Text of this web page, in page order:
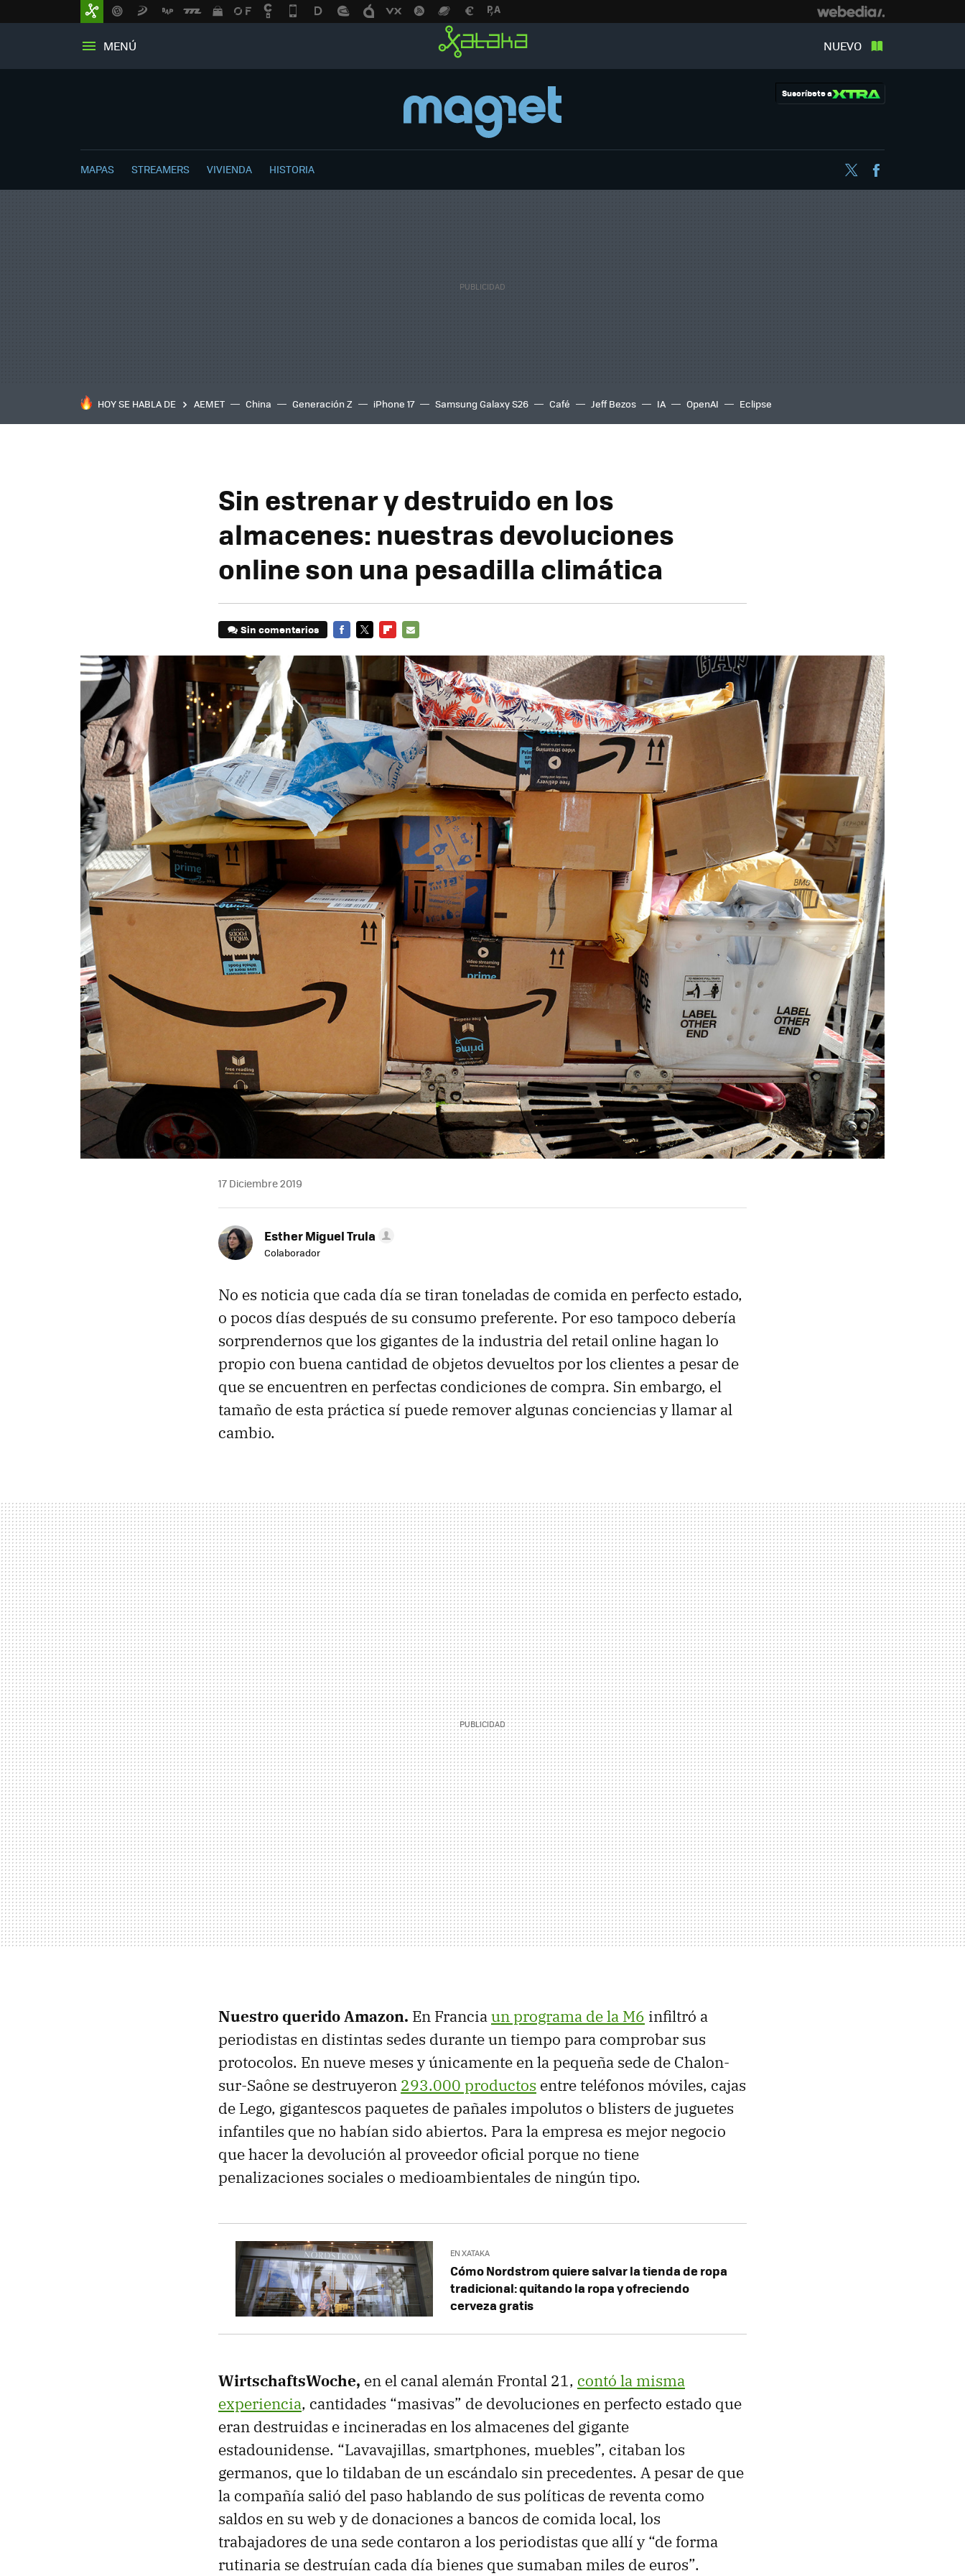
MENÚ NUEVO
Suscríbete a
MAPAS STREAMERS VIVIENDA HISTORIA Twitter
HOY SE HABLA DE AEMET China Generación Z iPhone 17 Samsung Galaxy S26 Café Jeff Bezos IA OpenAI Eclipse
Sin estrenar y destruido en los
almacenes: nuestras devoluciones
online son una pesadilla climática
Sin comentarios
MAIL
17 Diciembre 2019
Esther Miguel Trula
Colaborador
No es noticia que cada día se tiran toneladas de comida en perfecto estado,
o pocos días después de su consumo preferente. Por eso tampoco debería
sorprendernos que los gigantes de la industria del retail online hagan lo
propio con buena cantidad de objetos devueltos por los clientes a pesar de
que se encuentren en perfectas condiciones de compra. Sin embargo, el
tamaño de esta práctica sí puede remover algunas conciencias y llamar al
cambio.
Nuestro querido Amazon. En Franciaun programa de la M6 infiltró a
periodistas en distintas sedes durante un tiempo para comprobar sus
protocolos. En nueve meses y únicamente en la pequeña sede de Chalon-
sur-Saône se destruyeron 293.000 productos entre teléfonos móviles, cajas
de Lego, gigantescos paquetes de pañales impolutos o blisters de juguetes
infantiles que no habían sido abiertos. Para la empresa es mejor negocio
que hacer la devolución al proveedor oficial porque no tiene
penalizaciones sociales o medioambientales de ningún tipo.
EN XATAKA
Cómo Nordstrom quiere salvar la tienda de ropa
tradicional: quitando la ropa y ofreciendo
cerveza gratis
WirtschaftsWoche, en el canal alemán Frontal 21, contó la misma
experiencia, cantidades “masivas” de devoluciones en perfecto estado que
eran destruidas e incineradas en los almacenes del gigante
estadounidense. “Lavavajillas, smartphones, muebles”, citaban los
germanos, que lo tildaban de un escándalo sin precedentes. A pesar de que
la compañía salió del paso hablando de sus políticas de reventa como
saldos en su web y de donaciones a bancos de comida local, los
trabajadores de una sede contaron a los periodistas que allí y “de forma
rutinaria se destruían cada día bienes que sumaban miles de euros”.